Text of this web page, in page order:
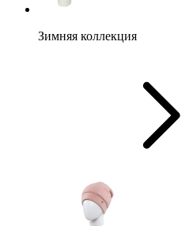
Зимняя коллекция